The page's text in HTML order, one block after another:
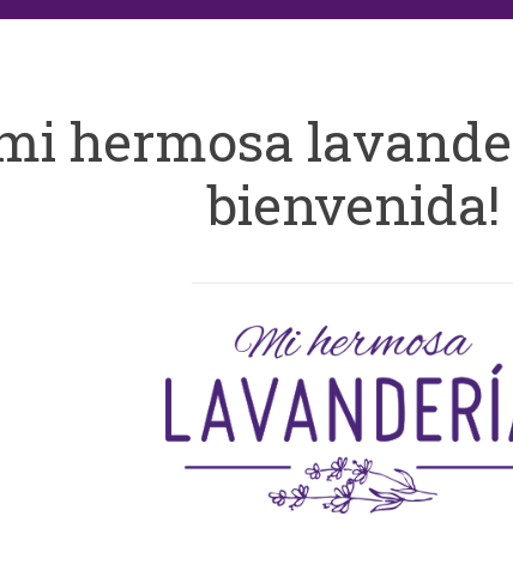
hermosa
bienvenida!